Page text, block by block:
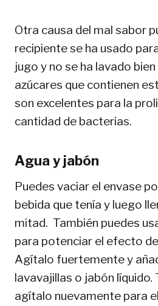
Otra causa del mal sabor
recipiente se ha usado
jugo y no se ha lavado
azúcares que contienen
son excelentes para la
cantidad de bacterias.
Agua y jabón
Puedes vaciar el envase
bebida que tenía y luego
mitad. También puedes
para potenciar el efecto
Agítalo fuertemente y
lavavajillas o jabón líquido.
agítalo nuevamente para